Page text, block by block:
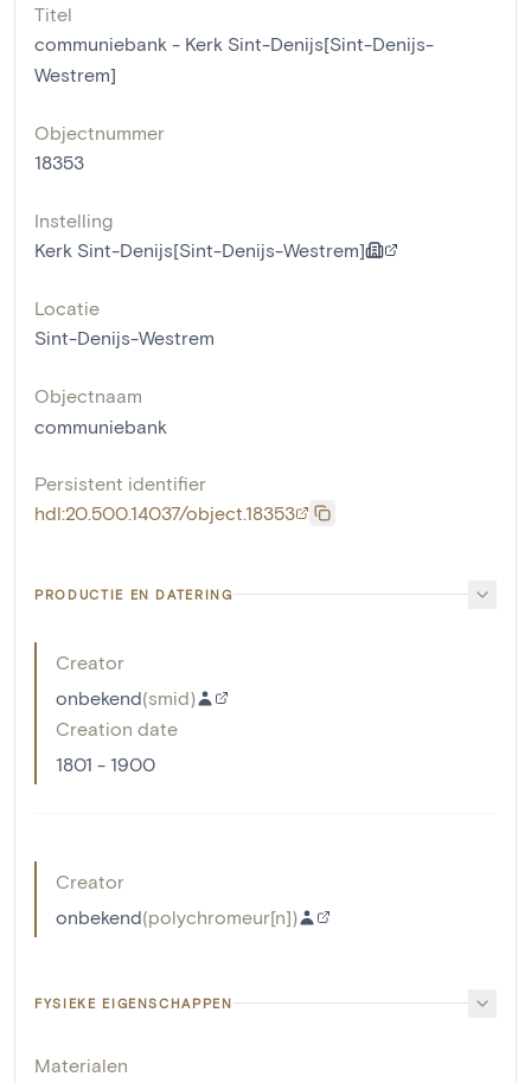
Titel
communiebank - Kerk Sint-Denijs[Sint-Denijs-
Westrem]
Objectnummer
18353
Instelling
Kerk Sint-Denijs[Sint-Denijs-Westrem]
Locatie
Sint-Denijs-Westrem
Objectnaam
communiebank
Persistent identifier
hdl:20.500.14037/object.18353
PRODUCTIE EN DATERING
Creator
onbekend(smid)
Creation date
1801 - 1900
Creator
onbekend(polychromeur[n])
FYSIEKE EIGENSCHAPPEN
Materialen